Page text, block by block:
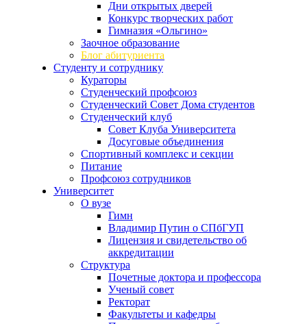
Дни открытых дверей
Конкурс творческих работ
Гимназия «Ольгино»
Заочное образование
Блог абитуриента
Студенту и сотруднику
Кураторы
Студенческий профсоюз
Студенческий Совет Дома студентов
Студенческий клуб
Совет Клуба Университета
Досуговые объединения
Спортивный комплекс и секции
Питание
Профсоюз сотрудников
Университет
О вузе
Гимн
Владимир Путин о СПбГУП
Лицензия и свидетельство об
аккредитации
Структура
Почетные доктора и профессора
Ученый совет
Ректорат
Факультеты и кафедры